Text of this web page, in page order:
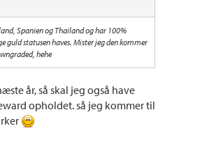
Spanien og Thailand og har 100%
guld statusen haves. Mister jeg den kommer
hehe
år, så skal jeg også have
opholdet. så jeg kommer til